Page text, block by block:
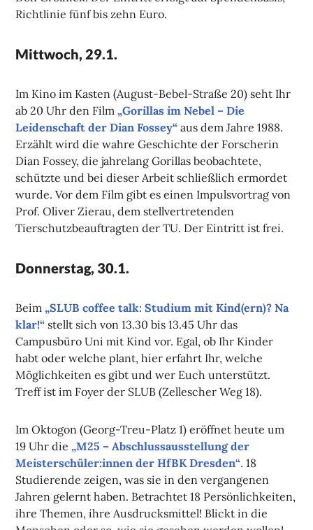
Richtlinie fünf bis zehn Euro.
Mittwoch, 29.1.
Im Kino im Kasten (August-Bebel-Straße 20) seht Ihr
ab 20 Uhr den Film„Gorillas im Nebel – Die
Leidenschaft der Dian Fossey“ aus dem Jahre 1988.
Erzählt wird die wahre Geschichte der Forscherin
Dian Fossey, die jahrelang Gorillas beobachtete,
schützte und bei dieser Arbeit schließlich ermordet
wurde. Vor dem Film gibt es einen Impulsvortrag von
Prof. Oliver Zierau, dem stellvertretenden
Tierschutzbeauftragten der TU. Der Eintritt ist frei.
Donnerstag, 30.1.
Beim„SLUB coffee talk: Studium mit Kind(ern)? Na
klar!“ stellt sich von 13.30 bis 13.45 Uhr das
Campusbüro Uni mit Kind vor. Egal, ob Ihr Kinder
habt oder welche plant, hier erfahrt Ihr, welche
Möglichkeiten es gibt und wer Euch unterstützt.
Treff ist im Foyer der SLUB (Zellescher Weg 18).
Im Oktogon (Georg-Treu-Platz 1) eröffnet heute um
19 Uhr die„M25 – Abschlussausstellung der
Meisterschüler:innen der HfBK Dresden“. 18
Studierende zeigen, was sie in den vergangenen
Jahren gelernt haben. Betrachtet 18 Persönlichkeiten,
ihre Themen, ihre Ausdrucksmittel! Blickt in die